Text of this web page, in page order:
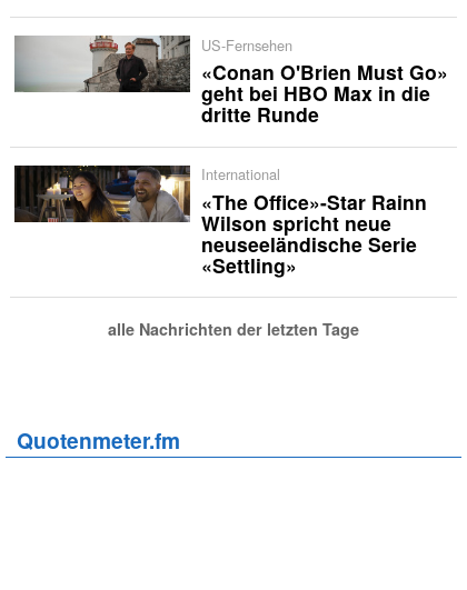
US-Fernsehen
«Conan O'Brien Must Go»
geht bei HBO Max in die
dritte Runde
International
«The Office»-Star Rainn
Wilson spricht neue
neuseeländische Serie
«Settling»
alle Nachrichten der letzten Tage
Quotenmeter.fm